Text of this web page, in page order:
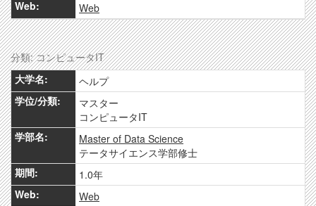
Web
分類: コンピュータIT
ヘルプ
マスター
コンピュータIT
Master of Data Science
テータサイエンス学部修士
1.0年
Web